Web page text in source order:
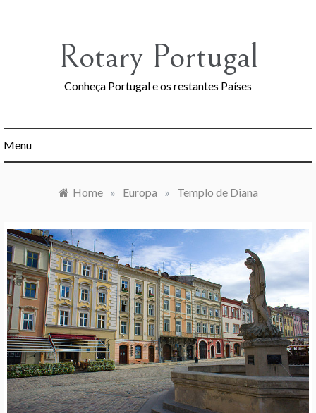
Rotary Portugal
Conheça Portugal e os restantes Países
Menu
Home » Europa » Templo de Diana